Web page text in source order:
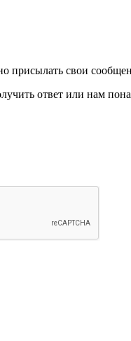
присылать свои
ответ или нам